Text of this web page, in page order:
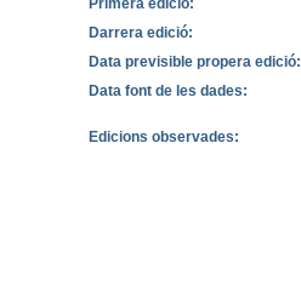
Primera edició:
Darrera edició:
Data previsible propera edició:
Data font de les dades:
Edicions observades: